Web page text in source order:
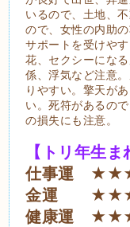
いるので、土地、
ので、女性の内助
サポートを受けや
花、セクシーにな
係、浮気など注意
りやすい。擎天が
い。死符があるの
の損失にも注意。
【トリ年生ま
仕事運
金運
健康運